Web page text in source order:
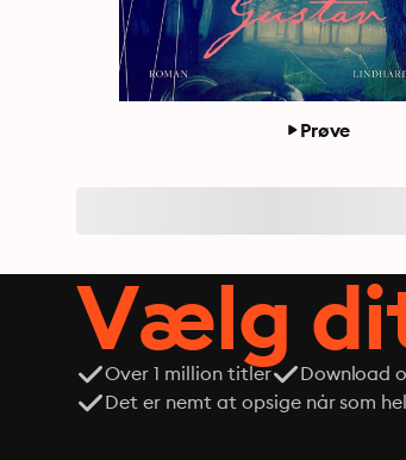
Prøve
Vælg
Over 1 million titler Download
Det er nemt at opsige når som